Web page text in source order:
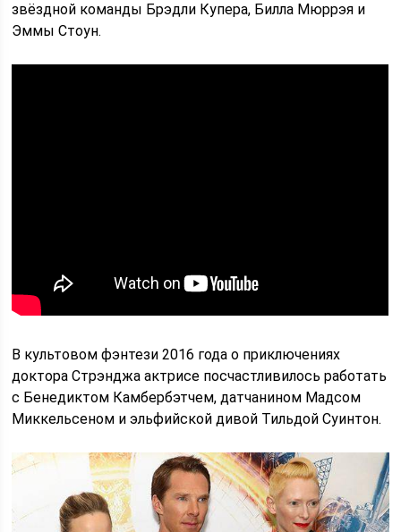
звёздной команды Брэдли Купера, Билла Мюррэя и
Эммы Стоун.
В культовом фэнтези 2016 года о приключениях
доктора Стрэнджа актрисе посчастливилось работать
с Бенедиктом Камбербэтчем, датчанином Мадсом
Миккельсеном и эльфийской дивой Тильдой Суинтон.